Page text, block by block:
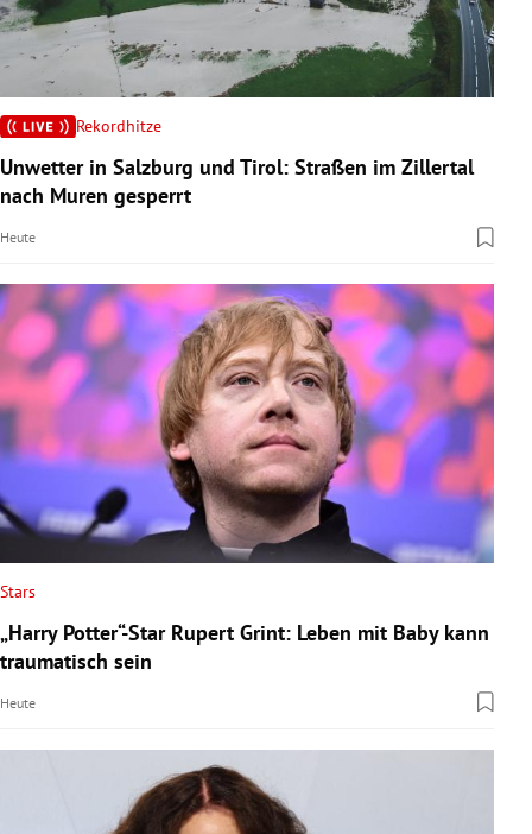
Rekordhitze
Unwetter in Salzburg und Tirol: Straßen im Zillertal
nach Muren gesperrt
Heute
Stars
„Harry Potter“-Star Rupert Grint: Leben mit Baby kann
traumatisch sein
Heute